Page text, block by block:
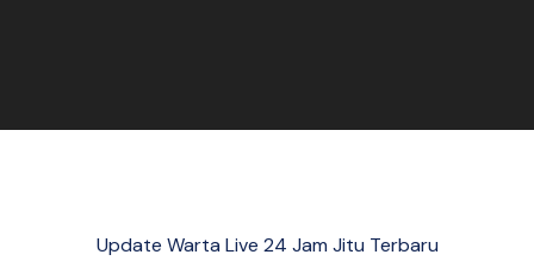
Update Warta Live 24 Jam Jitu Terbaru